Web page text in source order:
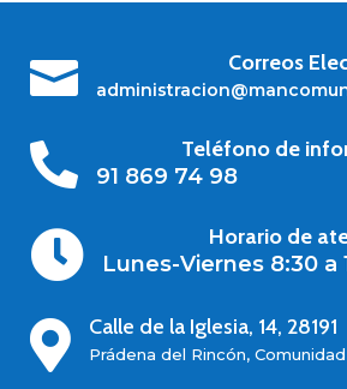
 Correos

Teléfono de
91 869 74 98

Horario de
Lunes-Viernes 8:30 a
 Calle de la Iglesia, 14, 28191
Prádena del Rincón,